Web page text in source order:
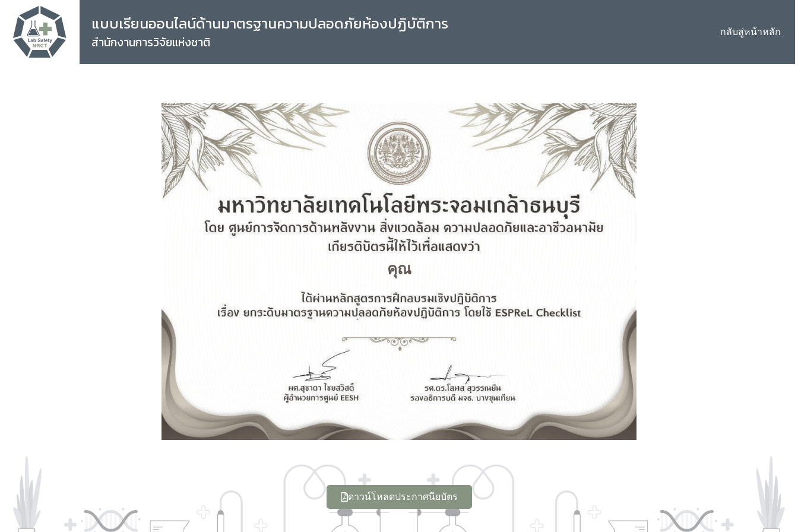
แบบเรียนออนไลน์ด้านมาตรฐานความปลอดภัยห้องปฏิบัติการ
สำนักงานการวิจัยแห่งชาติ
กลับสู่หน้าหลัก
คุณ
ดาวน์โหลดประกาศนียบัตร